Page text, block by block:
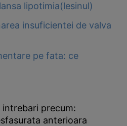
lipotimia(lesinul)
insuficientei de valva
pe fata: ce
intrebari precum:
anterioara